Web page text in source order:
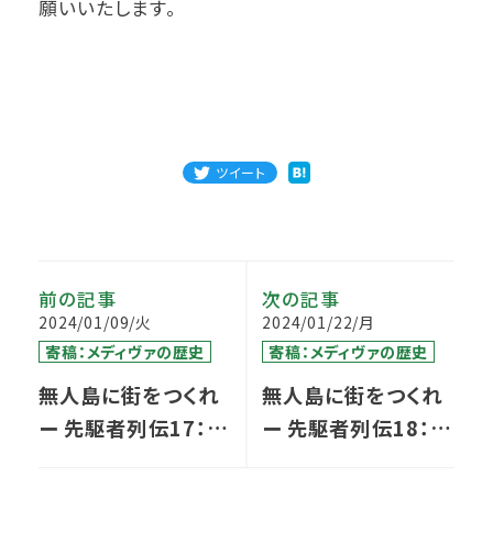
願いいたします。
ツイート
前の記事
2024/01/09/火
寄稿：メディヴァの歴史
無人島に街をつくれ
ー 先駆者列伝17：先
次の記事
2024/01/22/月
寄稿：メディヴァの歴史
無人島に街をつくれ
ー 先駆者列伝18：適